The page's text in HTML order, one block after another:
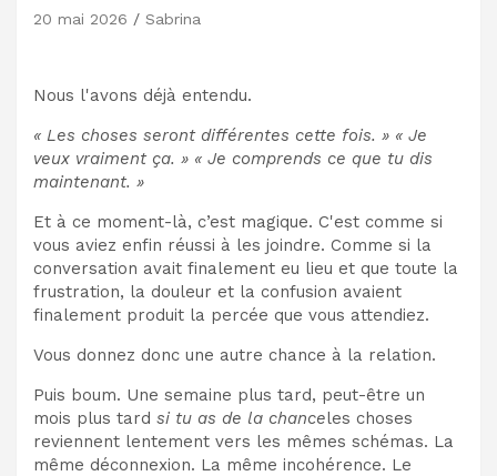
20 mai 2026 Sabrina
Nous l'avons déjà entendu.
« Les choses seront différentes cette fois. » « Je
veux vraiment ça. » « Je comprends ce que tu dis
maintenant. »
Et à ce moment-là, c’est magique. C'est comme si
vous aviez enfin réussi à les joindre. Comme si la
conversation avait finalement eu lieu et que toute la
frustration, la douleur et la confusion avaient
finalement produit la percée que vous attendiez.
Vous donnez donc une autre chance à la relation.
Puis boum. Une semaine plus tard, peut-être un
mois plus tard si tu as de la chanceles choses
reviennent lentement vers les mêmes schémas. La
même déconnexion. La même incohérence. Le